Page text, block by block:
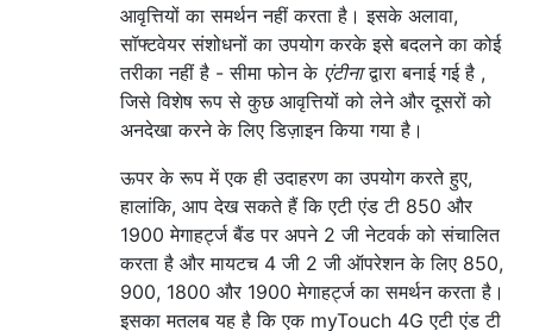
आवृत्तियों का समर्थन नहीं करता है। इसके अलावा,
सॉफ्टवेयर संशोधनों का उपयोग करके इसे बदलने का कोई
तरीका नहीं है - सीमा फोन के एंटीनाद्वारा बनाई गई है ,
जिसे विशेष रूप से कुछ आवृत्तियों को लेने और दूसरों को
अनदेखा करने के लिए डिज़ाइन किया गया है।
ऊपर के रूप में एक ही उदाहरण का उपयोग करते हुए,
हालांकि, आप देख सकते हैं कि एटी एंड टी 850 और
1900 मेगाहर्ट्ज बैंड पर अपने 2 जी नेटवर्क को संचालित
करता है और मायटच 4 जी 2 जी ऑपरेशन के लिए 850,
900, 1800 और 1900 मेगाहर्ट्ज का समर्थन करता है।
इसका मतलब यह है कि एक myTouch 4G एटी एंड टी